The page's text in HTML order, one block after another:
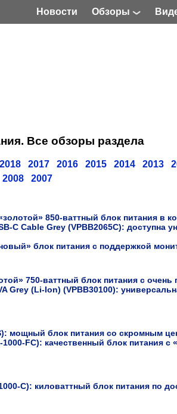
Новости Обзоры
Все обзоры раздела
2018 2017 2016 2015 2014 2013
2008
2007
850-ваттный блок питания в
C Cable Grey (VPBB2065C): доступна
блок питания с поддержкой
750-ваттный блок питания с
Grey (Li-Ion) (VPBB30100):
мощный блок питания со скромным
1000-FC): качественный блок питания
C): киловаттный блок питания по